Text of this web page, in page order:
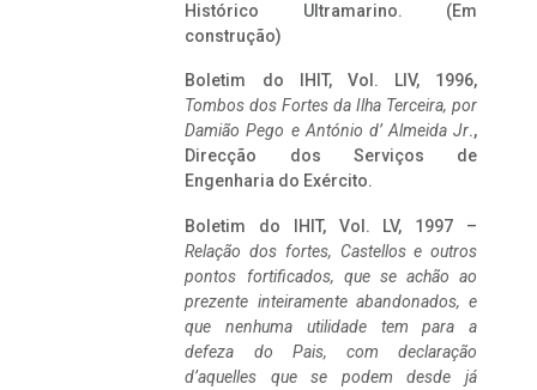
Histórico Ultramarino. (Em
construção)
Boletim do IHIT, Vol. LIV, 1996,
Tombos dos Fortes da Ilha Terceira, por
Damião Pego e António d’ Almeida Jr.,
Direcção dos Serviços de
Engenharia do Exército.
Boletim do IHIT, Vol. LV, 1997 –
Relação dos fortes, Castellos e outros
pontos fortificados, que se achão ao
prezente inteiramente abandonados, e
que nenhuma utilidade tem para a
defeza do Pais, com declaração
d’aquelles que se podem desde já